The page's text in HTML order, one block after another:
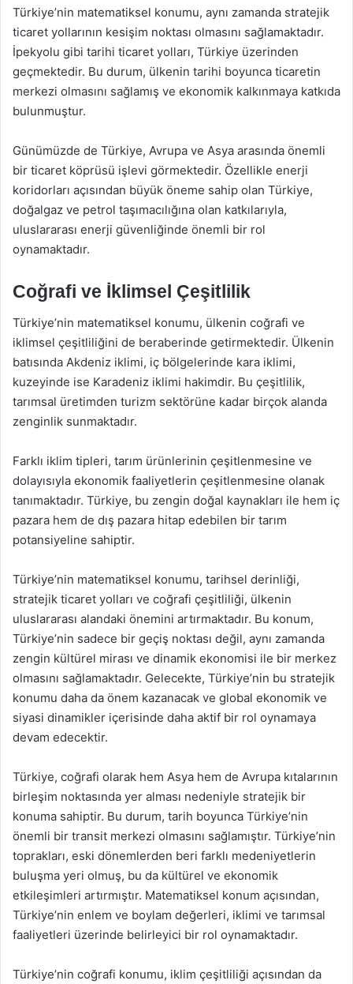
Türkiye’nin matematiksel konumu, aynı zamanda stratejik
ticaret yollarının kesişim noktası olmasını sağlamaktadır.
İpekyolu gibi tarihi ticaret yolları, Türkiye üzerinden
geçmektedir. Bu durum, ülkenin tarihi boyunca ticaretin
merkezi olmasını sağlamış ve ekonomik kalkınmaya katkıda
bulunmuştur.
Günümüzde de Türkiye, Avrupa ve Asya arasında önemli
bir ticaret köprüsü işlevi görmektedir. Özellikle enerji
koridorları açısından büyük öneme sahip olan Türkiye,
doğalgaz ve petrol taşımacılığına olan katkılarıyla,
uluslararası enerji güvenliğinde önemli bir rol
oynamaktadır.
Coğrafi ve İklimsel Çeşitlilik
Türkiye’nin matematiksel konumu, ülkenin coğrafi ve
iklimsel çeşitliliğini de beraberinde getirmektedir. Ülkenin
batısında Akdeniz iklimi, iç bölgelerinde kara iklimi,
kuzeyinde ise Karadeniz iklimi hakimdir. Bu çeşitlilik,
tarımsal üretimden turizm sektörüne kadar birçok alanda
zenginlik sunmaktadır.
Farklı iklim tipleri, tarım ürünlerinin çeşitlenmesine ve
dolayısıyla ekonomik faaliyetlerin çeşitlenmesine olanak
tanımaktadır. Türkiye, bu zengin doğal kaynakları ile hem iç
pazara hem de dış pazara hitap edebilen bir tarım
potansiyeline sahiptir.
Türkiye’nin matematiksel konumu, tarihsel derinliği,
stratejik ticaret yolları ve coğrafi çeşitliliği, ülkenin
uluslararası alandaki önemini artırmaktadır. Bu konum,
Türkiye’nin sadece bir geçiş noktası değil, aynı zamanda
zengin kültürel mirası ve dinamik ekonomisi ile bir merkez
olmasını sağlamaktadır. Gelecekte, Türkiye’nin bu stratejik
konumu daha da önem kazanacak ve global ekonomik ve
siyasi dinamikler içerisinde daha aktif bir rol oynamaya
devam edecektir.
Türkiye, coğrafi olarak hem Asya hem de Avrupa kıtalarının
birleşim noktasında yer alması nedeniyle stratejik bir
konuma sahiptir. Bu durum, tarih boyunca Türkiye’nin
önemli bir transit merkezi olmasını sağlamıştır. Türkiye’nin
toprakları, eski dönemlerden beri farklı medeniyetlerin
buluşma yeri olmuş, bu da kültürel ve ekonomik
etkileşimleri artırmıştır. Matematiksel konum açısından,
Türkiye’nin enlem ve boylam değerleri, iklimi ve tarımsal
faaliyetleri üzerinde belirleyici bir rol oynamaktadır.
Türkiye’nin coğrafi konumu, iklim çeşitliliği açısından da